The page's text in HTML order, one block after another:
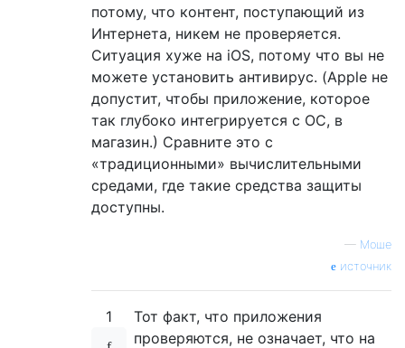
потому, что контент, поступающий из
Интернета, никем не проверяется.
Ситуация хуже на iOS, потому что вы не
можете установить антивирус. (Apple не
допустит, чтобы приложение, которое
так глубоко интегрируется с ОС, в
магазин.) Сравните это с
«традиционными» вычислительными
средами, где такие средства защиты
доступны.
— Моше
источник
1
Тот факт, что приложения
проверяются, не означает, что на